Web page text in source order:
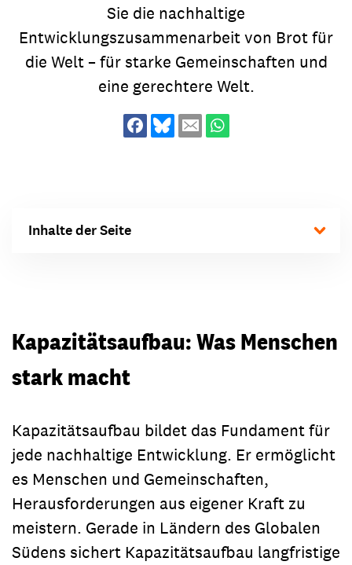
Sie die nachhaltige
Entwicklungszusammenarbeit von Brot für
die Welt – für starke Gemeinschaften und
eine gerechtere Welt.
Inhalte der Seite
Kapazitätsaufbau: Was Menschen
stark macht
Kapazitätsaufbau bildet das Fundament für
jede nachhaltige Entwicklung. Er ermöglicht
es Menschen und Gemeinschaften,
Herausforderungen aus eigener Kraft zu
meistern. Gerade in Ländern des Globalen
Südens sichert Kapazitätsaufbau langfristige